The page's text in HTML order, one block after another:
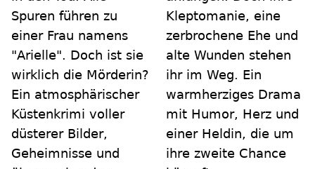
Spuren führen zu
einer Frau namens
"Arielle". Doch ist sie
wirklich die Mörderin?
Ein atmosphärischer
Küstenkrimi voller
düsterer Bilder,
Geheimnisse und
Kleptomanie, eine
zerbrochene Ehe und
alte Wunden stehen
ihr im Weg. Ein
warmherziges Drama
mit Humor, Herz und
einer Heldin, die um
ihre zweite Chance